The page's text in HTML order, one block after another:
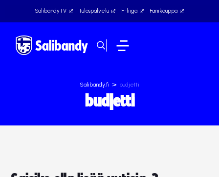
SalibandyTV Tulospalvelu F-liiga Fanikauppa
Salibandy.fi > budjetti
budjetti